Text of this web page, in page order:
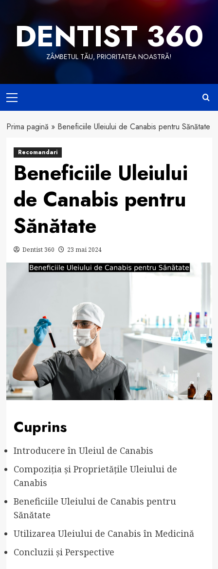
contentDENTIST 360
ZÂMBETUL TĂU, PRIORITATEA NOASTRĂ!
Menu
Prima pagină » Beneficiile Uleiului de Canabis pentru Sănătate
Recomandari
Beneficiile Uleiului
de Canabis pentru
Sănătate
Dentist 360 23 mai 2024
Cuprins
Introducere în Uleiul de Canabis
Compoziția și Proprietățile Uleiului de
Canabis
Beneficiile Uleiului de Canabis pentru
Sănătate
Utilizarea Uleiului de Canabis în Medicină
Concluzii și Perspective